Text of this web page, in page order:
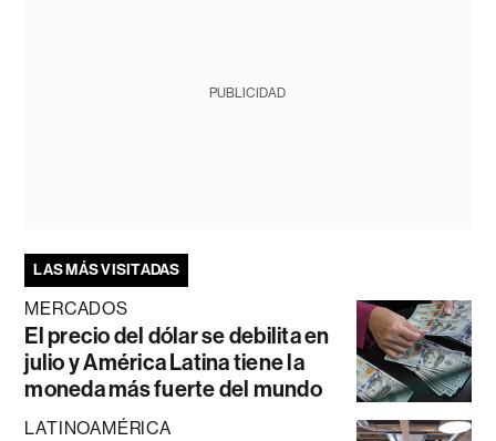
PUBLICIDAD
LAS MÁS VISITADAS
MERCADOS
El precio del dólar se debilita en
julio y América Latina tiene la
moneda más fuerte del mundo
LATINOAMÉRICA